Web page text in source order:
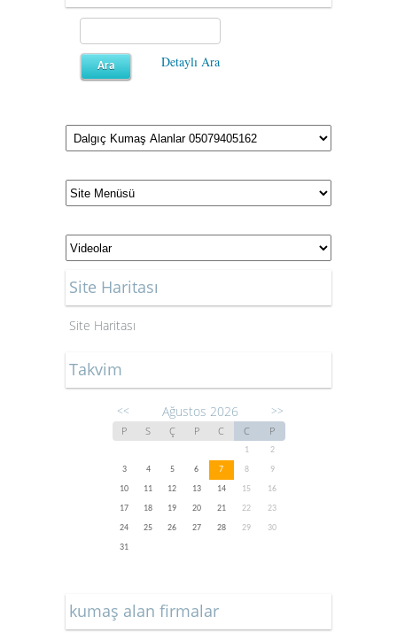
Detaylı Ara
Site Haritası
Site Haritası
Takvim
<< Ağustos 2026 >>
P S Ç P C C P
1
2
3
4 5 6 7 8
9
10
11 12 13 14 15
16
17
18 19 20 21 22
23
24
25 26 27 28 29
30
31
kumaş alan firmalar